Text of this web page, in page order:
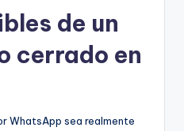
de un
cerrado en
WhatsApp sea realmente